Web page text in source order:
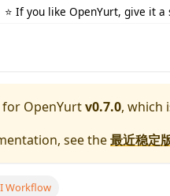
⭐️ If you like OpenYurt, give it a
for OpenYurtv0.7.0, which
see the最近稳定
Workflow